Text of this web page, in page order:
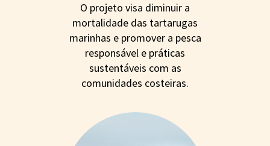
O projeto visa diminuir a
mortalidade das tartarugas
marinhas e promover a pesca
responsável e práticas
sustentáveis com as
comunidades costeiras.